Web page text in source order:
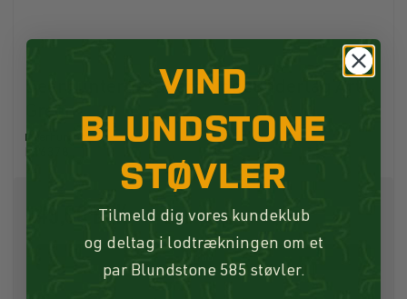
Deerhunter Foldbart Siddeunderlag Art
Deerhunter
49,00 DKK
VIND
BLUNDSTONE
STØVLER
Tilmeld dig vores kundeklub
og deltag i lodtrækningen om et
par Blundstone 585 støvler.